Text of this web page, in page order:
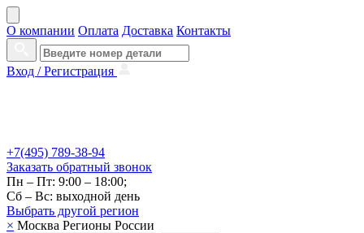
О компании Оплата Доставка Контакты
Вход /Регистрация
+7(495) 789-38-94
Заказать обратный звонок
Пн – Пт: 9:00 – 18:00;
Сб – Вс: выходной день
Выбрать другой регион
× Москва Регионы России